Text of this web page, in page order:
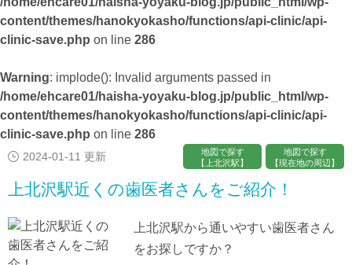
content/themes/hanokyokasho/functions/api-clinic/api-
clinic-save.php on line 286
Warning: implode(): Invalid arguments passed in
/home/ehcare01/haisha-yoyaku-blog.jp/public_html/wp-
content/themes/hanokyokasho/functions/api-clinic/api-
clinic-save.php on line 286
2024-01-11 更新
地図で探す
【上北沢駅】
地図で探す
【現在地の周辺】
上北沢駅近くの歯医者さんをご紹介！
上北沢駅から通いやすい歯医者さん
をお探しですか？